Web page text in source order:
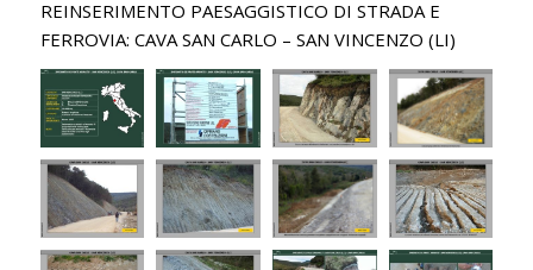
REINSERIMENTO PAESAGGISTICO DI STRADA E
FERROVIA: CAVA SAN CARLO – SAN VINCENZO (LI)